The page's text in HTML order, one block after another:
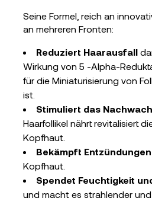
Seine Formel, reich an
an mehreren Fronten:
Reduziert Haarausfall
Wirkung von 5 -Alpha-
für die Miniaturisierung von
ist.
Stimuliert das
Haarfollikel nährt revitalisiert
Kopfhaut.
Bekämpft
Kopfhaut.
Spendet Feuchtigkeit
und macht es strahlender und